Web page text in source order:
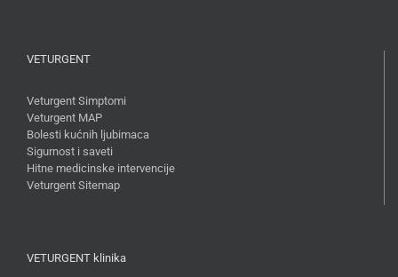
VETURGENT
Veturgent Simptomi
Veturgent MAP
Bolesti kućnih ljubimaca
Sigurnost i saveti
Hitne medicinske intervencije
Veturgent Sitemap
VETURGENT klinika